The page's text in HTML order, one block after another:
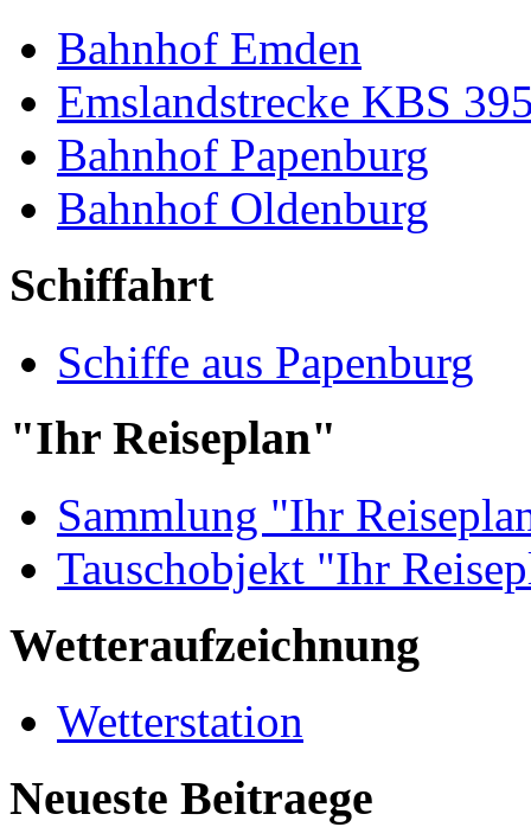
Bahnhof Emden
Emslandstrecke KBS
Bahnhof Papenburg
Bahnhof Oldenburg
Schiffahrt
Schiffe aus Papenburg
"Ihr Reiseplan"
Sammlung "Ihr
Tauschobjekt "Ihr
Wetteraufzeichnung
Wetterstation
Neueste Beitraege